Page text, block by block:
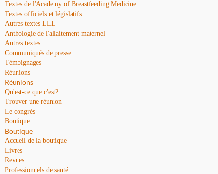
Textes de l'Academy of Breastfeeding Medicine
Textes officiels et législatifs
Autres textes LLL
Anthologie de l'allaitement maternel
Autres textes
Communiqués de presse
Témoignages
Réunions
Réunions
Qu'est-ce que c'est?
Trouver une réunion
Le congrès
Boutique
Boutique
Accueil de la boutique
Livres
Revues
Professionnels de santé